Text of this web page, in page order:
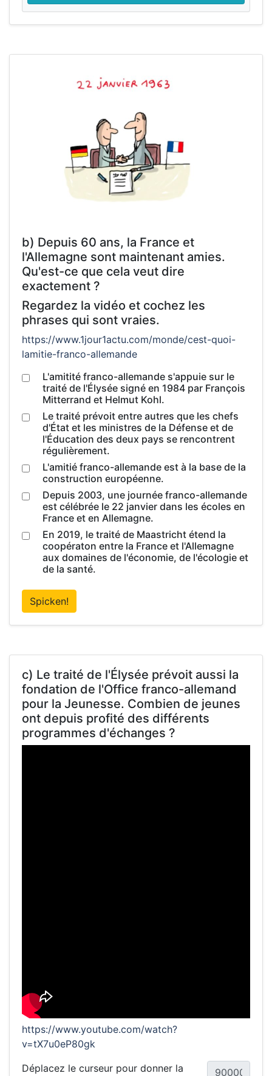
b) Depuis 60 ans, la France et
l'Allemagne sont maintenant amies.
Qu'est-ce que cela veut dire
exactement ?
Regardez la vidéo et cochez les
phrases qui sont vraies.
https://www.1jour1actu.com/monde/cest-quoi-
lamitie-franco-allemande
L'amitité franco-allemande s'appuie sur le
traité de l'Élysée signé en 1984 par François
Mitterrand et Helmut Kohl.
Le traité prévoit entre autres que les chefs
d'État et les ministres de la Défense et de
l'Éducation des deux pays se rencontrent
régulièrement.
L'amitié franco-allemande est à la base de la
construction européenne.
Depuis 2003, une journée franco-allemande
est célébrée le 22 janvier dans les écoles en
France et en Allemagne.
En 2019, le traité de Maastricht étend la
coopératon entre la France et l'Allemagne
aux domaines de l'économie, de l'écologie et
de la santé.
Spicken!
c) Le traité de l'Élysée prévoit aussi la
fondation de l'Office franco-allemand
pour la Jeunesse. Combien de jeunes
ont depuis profité des différents
programmes d'échanges ?
https://www.youtube.com/watch?
v=tX7u0eP80gk
Déplacez le curseur pour donner la